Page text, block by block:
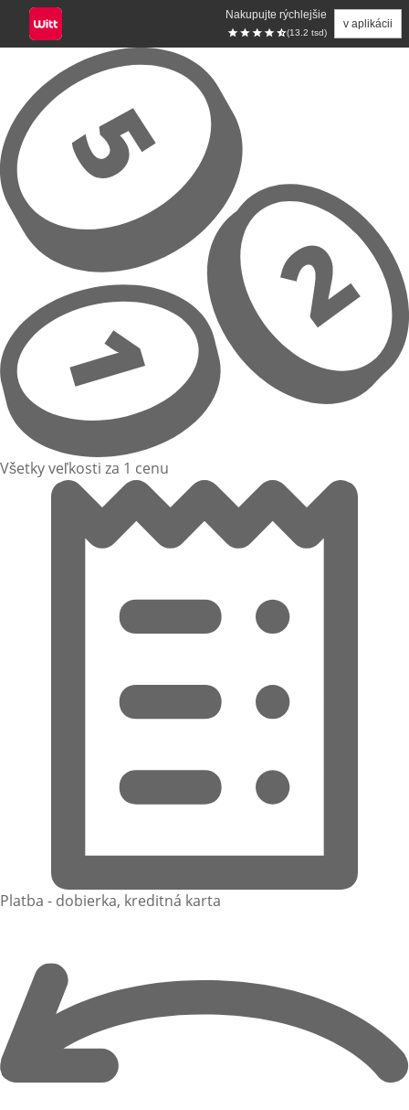
Nakupujte rýchlejšie
(13.2 tsd)
v aplikácii
Prejsť na hlavný obsah
Všetky veľkosti za 1 cenu
Platba - dobierka, kreditná karta